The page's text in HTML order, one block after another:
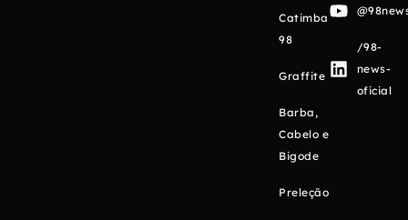
Catimba
98
Graffite
Barba,
Cabelo e
Bigode
Preleção
/98-
news-
oficial